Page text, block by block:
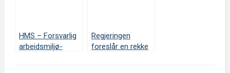
HMS – Forsvarlig
arbeidsmiljø-
Regjeringen
foreslår en rekke
arbeidsmiljøloven